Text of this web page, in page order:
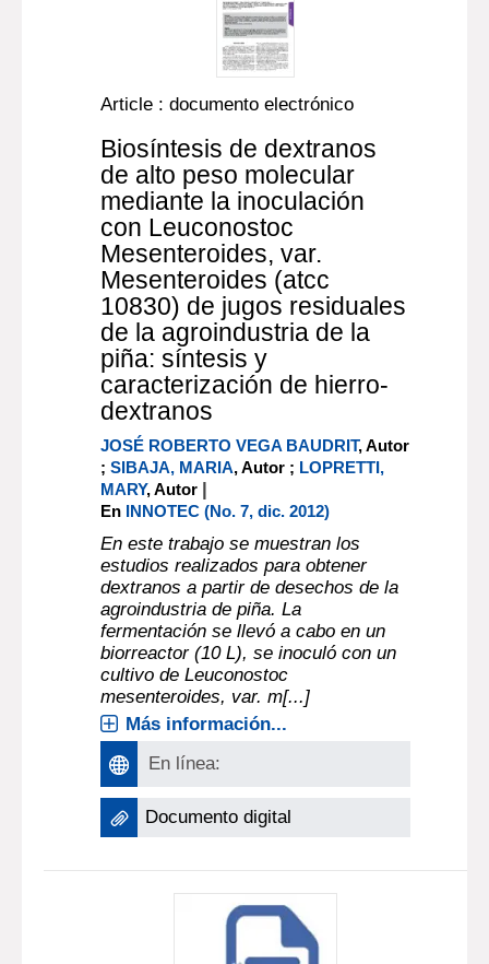
Article : documento electrónico
Biosíntesis de dextranos
de alto peso molecular
mediante la inoculación
con Leuconostoc
Mesenteroides, var.
Mesenteroides (atcc
10830) de jugos residuales
de la agroindustria de la
piña: síntesis y
caracterización de hierro-
dextranos
JOSÉ ROBERTO VEGA BAUDRIT, Autor
;SIBAJA, MARIA, Autor ; LOPRETTI,
MARY, Autor |
En INNOTEC (No. 7, dic. 2012)
En este trabajo se muestran los
estudios realizados para obtener
dextranos a partir de desechos de la
agroindustria de piña. La
fermentación se llevó a cabo en un
biorreactor (10 L), se inoculó con un
cultivo de Leuconostoc
mesenteroides, var. m[...]
Más información...
En línea:
Documento digital